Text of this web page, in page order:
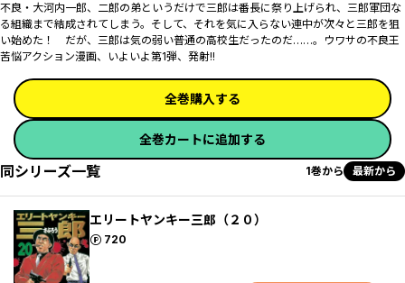
不良・大河内一郎、二郎の弟というだけで三郎は番長に祭り上げられ、三郎軍団な
る組織まで結成されてしまう。そして、それを気に入らない連中が次々と三郎を狙
い始めた！ だが、三郎は気の弱い普通の高校生だったのだ……。ウワサの不良王
苦悩アクション漫画、いよいよ第1弾、発射!!
全巻購入する
全巻カートに追加する
同シリーズ一覧 1巻から 最新から
エリートヤンキー三郎（２０）
720
ポイント